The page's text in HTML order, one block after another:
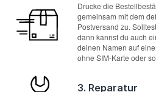
Drucke die
gemeinsam mit dem
Postversand zu.
dann kannst du auch
deinen Namen auf
ohne SIM-Karte oder
3. Reparatur